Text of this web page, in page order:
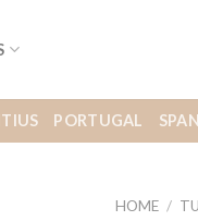
PORTUGAL
HOME /